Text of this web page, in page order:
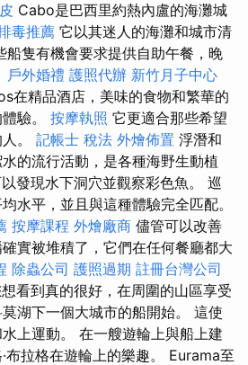
Cabo是巴西里約熱內盧的海灘城
毒推薦 它以其迷人的海灘和城市清
船隻有機會要求提供自助午餐，晚
戶外婚禮 護照代辦 新竹月子中心
在精品酒店，美味的食物和繁華的
驗。 按摩執照 它更適合那些希望
。 記帳士 稅法 外燴佈置 浮潛和
的流行活動，是各種海野生動植
發現水下洞穴並觀察彩色魚。 巡
水平，並且與這種體驗完全匹配。
按摩課程 外燴廠商 儘管可以改善
實被堆積了，它們在任何餐廳都大
除蟲公司 護照過期 註冊台灣公司
看到真的很好，在周圍的山區享受
湖下一個大城市的船開始。 這使
上運動。 在一艘遊輪上與船上建
布拉格在遊輪上的樂趣。 Eurama至